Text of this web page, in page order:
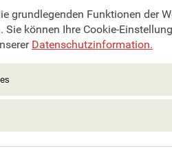
Auftakt fahren wir an den Golf
– Thermopylen
grundlegenden Funktionen der
Sie können Ihre Cookie-
Datenschutzinformation.